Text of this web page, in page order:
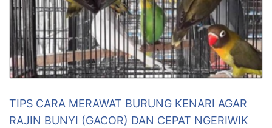
TIPS CARA MERAWAT BURUNG KENARI AGAR
RAJIN BUNYI (GACOR) DAN CEPAT NGERIWIK